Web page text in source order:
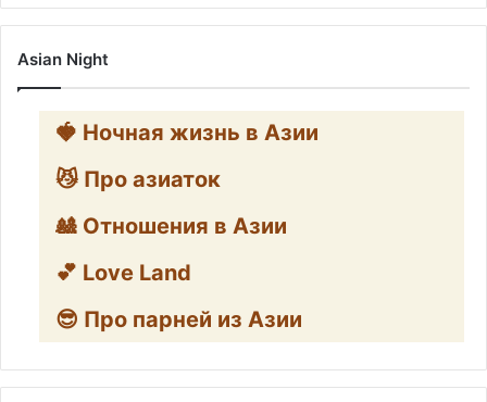
Asian Night
🍓 Ночная жизнь в Азии
😼 Про азиаток
🎎 Отношения в Азии
💕 Love Land
😎 Про парней из Азии